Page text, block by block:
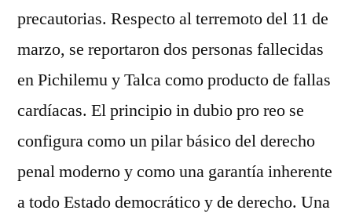
precautorias. Respecto al terremoto del 11 de
marzo, se reportaron dos personas fallecidas
en Pichilemu y Talca como producto de fallas
cardíacas. El principio in dubio pro reo se
configura como un pilar básico del derecho
penal moderno y como una garantía inherente
a todo Estado democrático y de derecho. Una